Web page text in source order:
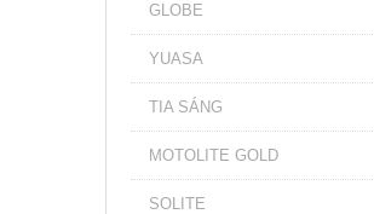
GLOBE
YUASA
TIA SÁNG
MOTOLITE GOLD
SOLITE